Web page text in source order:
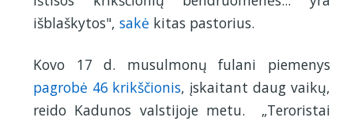
išblaškytos", sakė kitas pastorius.
Kovo 17 d. musulmonų fulani piemenys
pagrobė 46 krikščionis, įskaitant daug vaikų,
reido Kadunos valstijoje metu. „Teroristai